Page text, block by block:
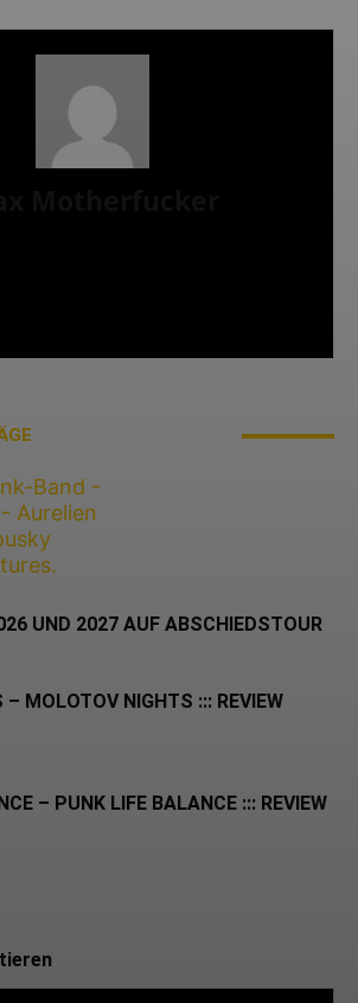
UND 2027 AUF ABSCHIEDSTOUR
– MOLOTOV NIGHTS ::: REVIEW
– PUNK LIFE BALANCE ::: REVIEW